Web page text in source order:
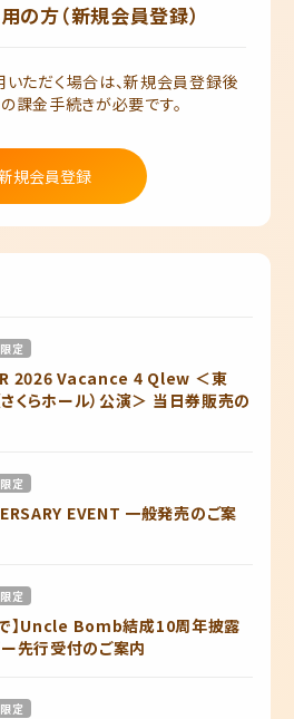
の方（新規会員登録）
ただく場合は、新規会員登録後
課金手続きが必要です。
規会員登録
定
2026 Vacance 4 Qlew ＜東
くらホール）公演＞ 当日券販売の
定
EVENT 一般発売のご案
定
】Uncle Bomb結成10周年披露
先行受付のご案内
定